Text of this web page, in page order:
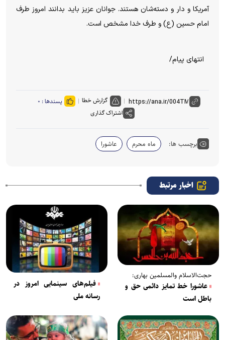
آمریکا و دار و دسته‌شان هستند. جوانان عزیز باید بدانند امروز طرف
امام حسین (ع) و طرف خدا مشخص است.
انتهای پیام/
گزارش خطا پسندها : ۰
اشتراک گذاری
برچسب ها: ماه محرم عاشورا
اخبار مرتبط
حجت‌الاسلام والمسلمین بهاری:
عاشورا خط تمایز دائمی حق و
باطل است
فیلم‌های سینمایی امروز در
رسانه ملی